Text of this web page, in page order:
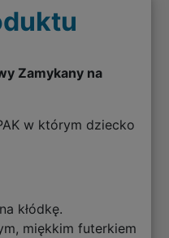
Zamykany na
w którym dziecko
kłódkę.
miękkim futerkiem